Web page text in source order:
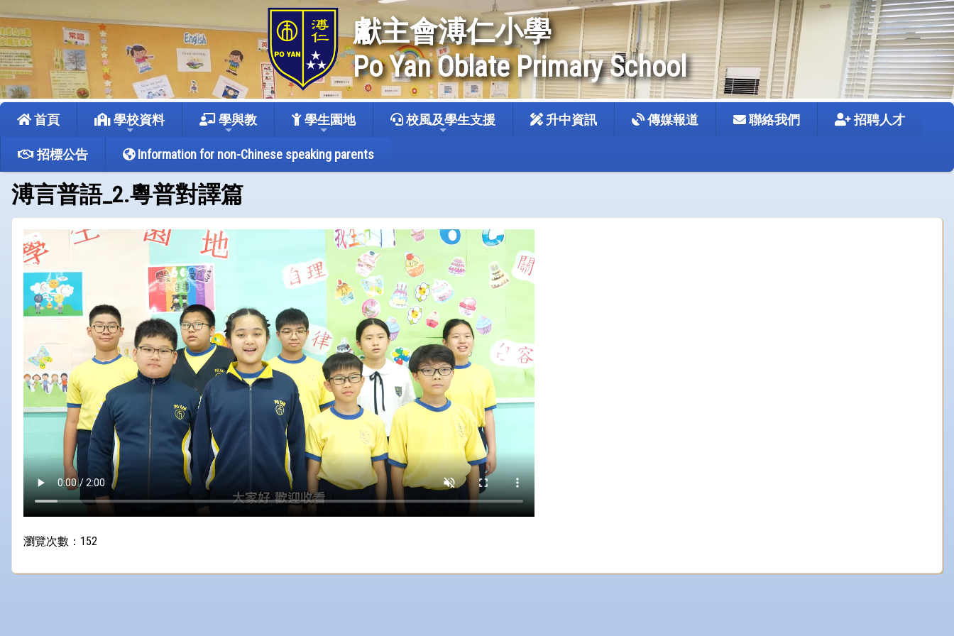
獻主會溥仁小學
Po Yan Oblate Primary School
首頁 學校資料 學與教 學生園地 校風及學生支援 升中資訊 傳媒報道 聯絡我們 招聘人才
招標公告 Information for non-Chinese speaking parents
溥言普語_2.粵普對譯篇
瀏覽次數：152